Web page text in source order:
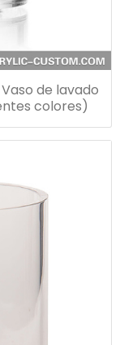
de lavado
colores)